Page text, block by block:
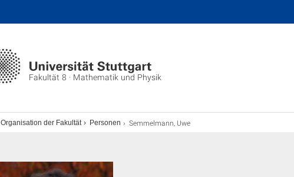
Fakultät 8 · Mathematik und Physik
Organisation der Fakultät Personen Semmelmann, Uwe